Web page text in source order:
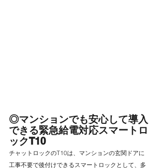
◎マンションでも安心して導入
できる緊急給電対応スマートロ
ックT10
チャットロックのT10は、マンションの玄関ドアに
工事不要で後付けできるスマートロックとして、多